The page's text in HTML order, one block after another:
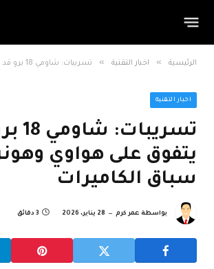
الرئيسية » اخبار التقنية » تسريبات: شاومي 18 برو قد يتفوق على هواوي وهونر في سباق الكاميرات
اخبار التقنية
يتفوق على هواوي
سباق الكاميرات
بواسطة عمر كرم 28 يناير، 2026 3 دقائق